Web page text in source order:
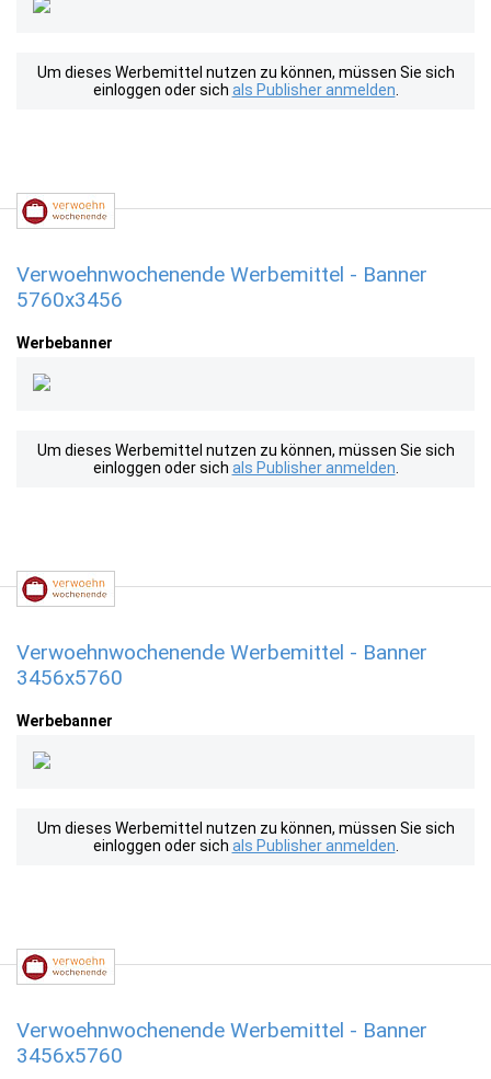
Um dieses Werbemittel nutzen zu können, müssen Sie sich
einloggen oder sich als Publisher anmelden
Verwoehnwochenende Werbemittel - Banner
5760x3456
Werbebanner
Um dieses Werbemittel nutzen zu können, müssen Sie sich
einloggen oder sich als Publisher anmelden
Verwoehnwochenende Werbemittel - Banner
3456x5760
Werbebanner
Um dieses Werbemittel nutzen zu können, müssen Sie sich
einloggen oder sich als Publisher anmelden
Verwoehnwochenende Werbemittel - Banner
3456x5760